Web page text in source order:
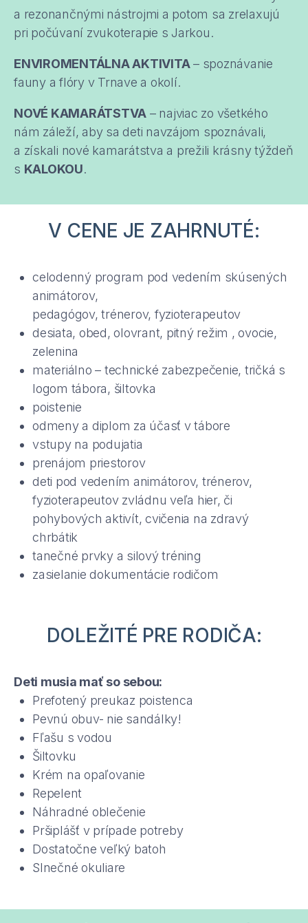
a rezonančnými nástrojmi a potom sa zrelaxujú
pri počúvaní zvukoterapie s Jarkou.
ENVIROMENTÁLNA AKTIVITA– spoznávanie
fauny a flóry v Trnave a okolí.
NOVÉ KAMARÁTSTVA – najviac zo všetkého
nám záleží, aby sa deti navzájom spoznávali,
a získali nové kamarátstva a prežili krásny týždeň
s KALOKOU.
V CENE JE ZAHRNUTÉ:
celodenný program pod vedením skúsených
animátorov,
pedagógov, trénerov, fyzioterapeutov
desiata, obed, olovrant, pitný režim , ovocie,
zelenina
materiálno – technické zabezpečenie, tričká s
logom tábora, šiltovka
poistenie
odmeny a diplom za účasť v tábore
vstupy na podujatia
prenájom priestorov
deti pod vedením animátorov, trénerov,
fyzioterapeutov zvládnu veľa hier, či
pohybových aktivít, cvičenia na zdravý
chrbátik
tanečné prvky a silový tréning
zasielanie dokumentácie rodičom
DOLEŽITÉ PRE RODIČA:
Deti musia mať so sebou:
Prefotený preukaz poistenca
Pevnú obuv- nie sandálky!
Fľašu s vodou
Šiltovku
Krém na opaľovanie
Repelent
Náhradné oblečenie
Pršiplášť v prípade potreby
Dostatočne veľký batoh
Slnečné okuliare